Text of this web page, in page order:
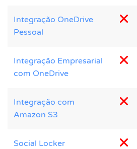
Integração OneDrive
Pessoal
Integração Empresarial
com OneDrive
Integração com
Amazon S3
Social Locker